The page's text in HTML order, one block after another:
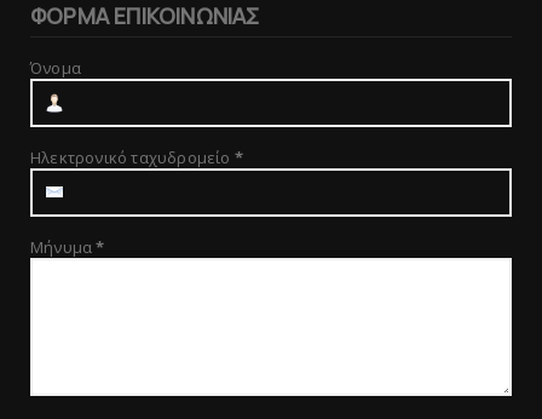
ΦΟΡΜΑ ΕΠΙΚΟΙΝΩΝΙΑΣ
Όνομα
Ηλεκτρονικό ταχυδρομείο *
Μήνυμα*